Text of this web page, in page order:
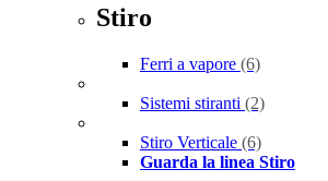
Stiro
Ferri a vapore (6)
Sistemi stiranti (2)
Stiro Verticale (6)
Guarda la linea Stiro